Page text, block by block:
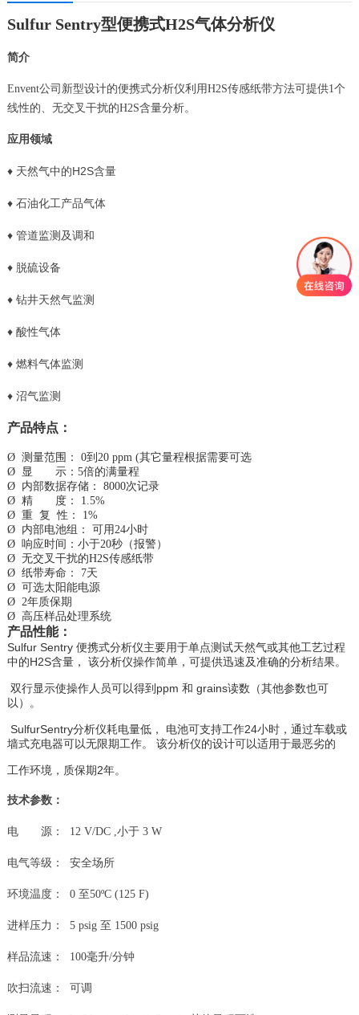
Sulfur Sentry型便携式H2S气体分析仪
简介
Envent公司新型设计的便携式分析仪利用H2S传感纸带方法可提供1个
线性的、无交叉干扰的H2S含量分析。
应用领域
♦ 天然气中的H2S含量
♦石油化工产品气体
♦管道监测及调和
♦脱硫设备
♦钻井天然气监测
♦酸性气体
♦燃料气体监测
♦沼气监测
产品特点：
Ø 测量范围： 0到20 ppm (其它量程根据需要可选
Ø 显 示：5倍的满量程
Ø 内部数据存储： 8000次记录
Ø 精 度： 1.5%
Ø 重 复 性： 1%
Ø 内部电池组： 可用24小时
Ø 响应时间：小于20秒（报警）
Ø 无交叉干扰的H2S传感纸带
Ø 纸带寿命： 7天
Ø 可选太阳能电源
Ø 2年质保期
Ø 高压样品处理系统
产品性能：
Sulfur Sentry 便携式分析仪主要用于单点测试天然气或其他工艺过程
中的H2S含量， 该分析仪操作简单，可提供迅速及准确的分析结果。
双行显示使操作人员可以得到ppm 和 grains读数（其他参数也可
以）。
SulfurSentry分析仪耗电量低， 电池可支持工作24小时，通过车载或
墙式充电器可以无限期工作。 该分析仪的设计可以适用于最恶劣的
工作环境，质保期2年。
技术参数：
电 源： 12 V/DC ,小于 3 W
电气等级： 安全场所
环境温度： 0 至50ºC (125 F)
进样压力： 5 psig 至 1500 psig
样品流速： 100毫升/分钟
吹扫流速： 可调